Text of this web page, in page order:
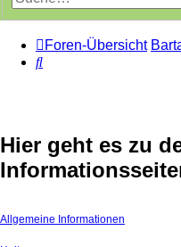
Foren-Übersicht
Suche
Hier geht es zu
Allgemeine Informationen